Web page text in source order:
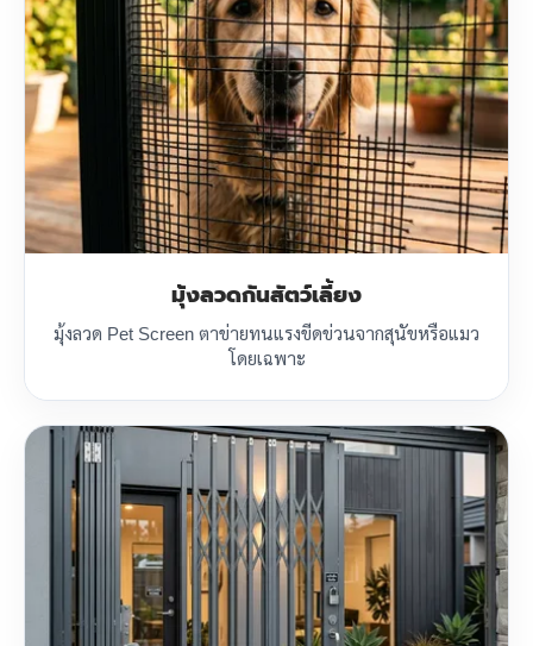
มุ้งลวดกันสัตว์เลี้ยง
มุ้งลวด Pet Screen ตาข่ายทนแรงขีดข่วนจากสุนัขหรือแมว
โดยเฉพาะ